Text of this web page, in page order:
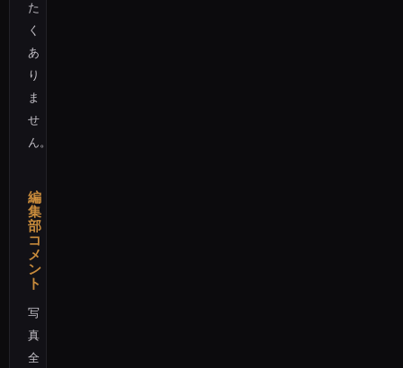
た
く
あ
り
ま
せ
ん。
編
集
部
コ
メ
ン
ト
写
真
全